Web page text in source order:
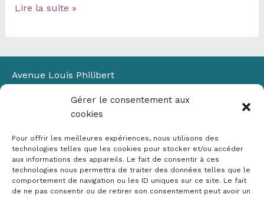
Gérer le consentement aux
cookies
Pour offrir les meilleures expériences, nous utilisons des
technologies telles que les cookies pour stocker et/ou accéder
aux informations des appareils. Le fait de consentir à ces
technologies nous permettra de traiter des données telles que le
comportement de navigation ou les ID uniques sur ce site. Le fait
de ne pas consentir ou de retirer son consentement peut avoir un
UMR
Lire la suite »
Avenue Louis Philibert
Bâtiment Laennec
13100 Aix-en-Provence
✉ contact@crige-paca.org